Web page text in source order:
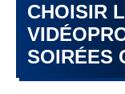
CHOISIR
SOIRÉES